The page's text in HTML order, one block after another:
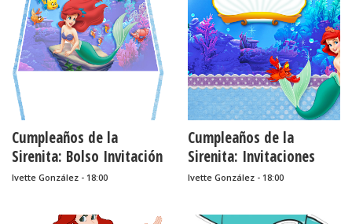
Cumpleaños de la
Sirenita: Bolso Invitación
para Imprimir Gratis.
Ivette González - 18:00
Cumpleaños de la
Sirenita: Invitaciones
para Imprimir Gratis.
Ivette González - 18:00